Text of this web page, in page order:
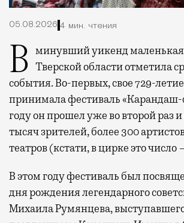
05.08.2026 4 мин. чтения
В минувший уикенд маленькая Старица в Тверской области отметила
события. Во-первых, свое 729-
принимала фестиваль «Карандаш-
году он прошел уже во второй раз и
тысяч зрителей, более 300
театров (кстати, в цирке это число
В этом году фестиваль был
дня рождения легендарного
Михаила Румянцева,